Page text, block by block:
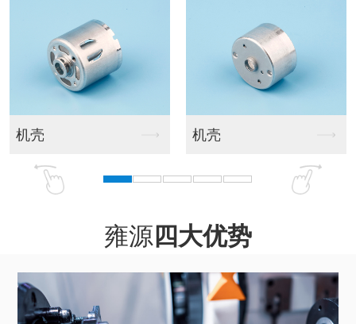
后盖130,020 后盖190,150
雍源 四大优势